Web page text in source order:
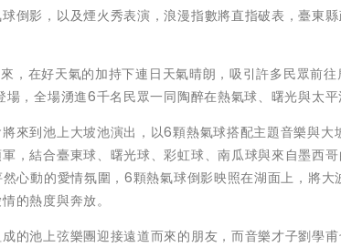
倒影，以及煙火秀表演，浪漫指數將直指破表，臺東
在好天氣的加持下連日天氣晴朗，吸引許多民眾前
，全場湧進6千名民眾一同陶醉在熱氣球、曙光與太平
來到池上大坡池演出，以6顆熱氣球搭配主題音樂與大
，結合臺東球、曙光球、彩虹球、南瓜球與來自墨西
心動的愛情氛圍，6顆熱氣球倒影映照在湖面上，將大
的熱度與奔放。
的池上弦樂團迎接遠道而來的朋友，而音樂才子劉學